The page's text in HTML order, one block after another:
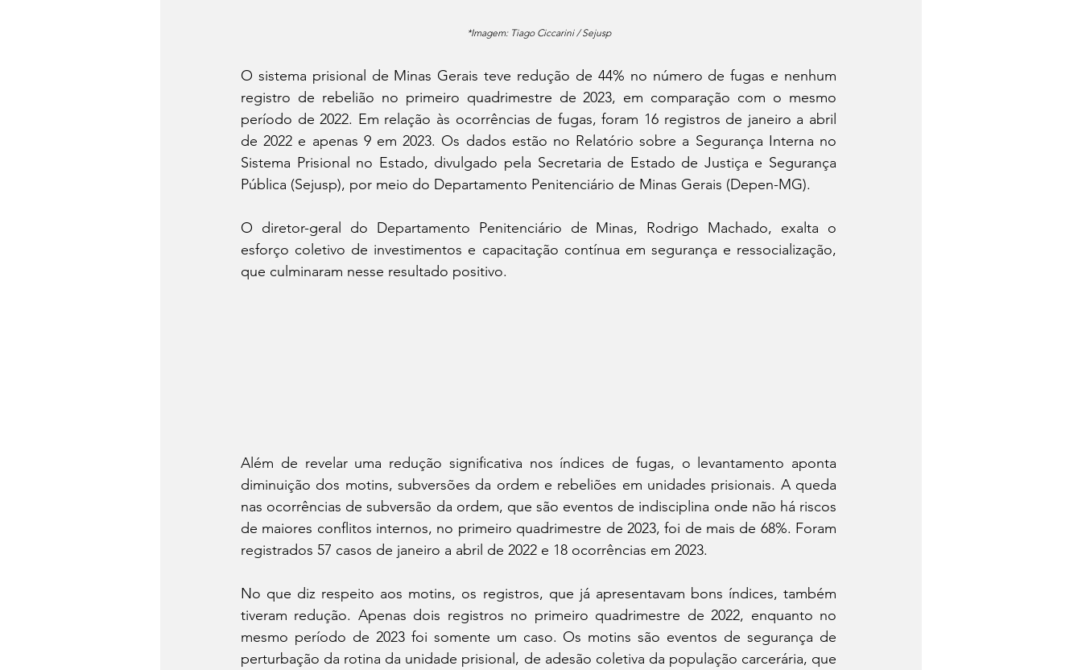
*Imagem: Tiago Ciccarini / Sejusp
O sistema prisional de Minas Gerais teve redução de 44% no número de fugas e nenhum
registro de rebelião no primeiro quadrimestre de 2023, em comparação com o mesmo
período de 2022. Em relação às ocorrências de fugas, foram 16 registros de janeiro a abril
de 2022 e apenas 9 em 2023. Os dados estão no Relatório sobre a Segurança Interna no
Sistema Prisional no Estado, divulgado pela Secretaria de Estado de Justiça e Segurança
Pública (Sejusp), por meio do Departamento Penitenciário de Minas Gerais (Depen-MG).
O diretor-geral do Departamento Penitenciário de Minas, Rodrigo Machado, exalta o
esforço coletivo de investimentos e capacitação contínua em segurança e ressocialização,
que culminaram nesse resultado positivo.
Além de revelar uma redução significativa nos índices de fugas, o levantamento aponta
diminuição dos motins, subversões da ordem e rebeliões em unidades prisionais. A queda
nas ocorrências de subversão da ordem, que são eventos de indisciplina onde não há riscos
de maiores conflitos internos, no primeiro quadrimestre de 2023, foi de mais de 68%. Foram
registrados 57 casos de janeiro a abril de 2022 e 18 ocorrências em 2023.
No que diz respeito aos motins, os registros, que já apresentavam bons índices, também
tiveram redução. Apenas dois registros no primeiro quadrimestre de 2022, enquanto no
mesmo período de 2023 foi somente um caso. Os motins são eventos de segurança de
perturbação da rotina da unidade prisional, de adesão coletiva da população carcerária, que